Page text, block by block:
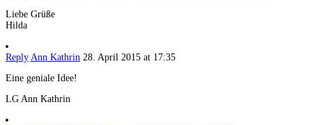
Liebe Grüße
Hilda
Reply Ann Kathrin 28. April 2015 at 17:35
Eine geniale Idee!
LG Ann Kathrin